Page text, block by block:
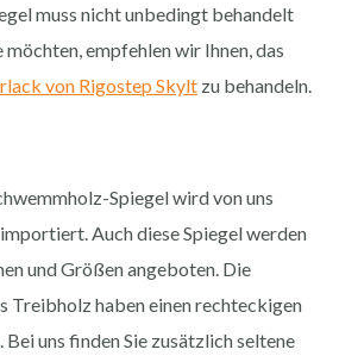
muss nicht unbedingt behandelt
möchten, empfehlen wir Ihnen, das
von Rigostep Skylt zu behandeln.
Spiegel wird von uns
Auch diese Spiegel werden
und Größen angeboten. Die
Treibholz haben einen rechteckigen
Bei uns finden Sie zusätzlich seltene